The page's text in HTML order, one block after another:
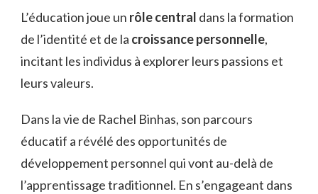
L’éducation joue un rôle central dans la formation
de l’identité et de la croissance personnelle,
incitant les individus à explorer leurs passions et
leurs valeurs.
Dans la vie de Rachel Binhas, son parcours
éducatif a révélé des opportunités de
développement personnel qui vont au-delà de
l’apprentissage traditionnel. En s’engageant dans